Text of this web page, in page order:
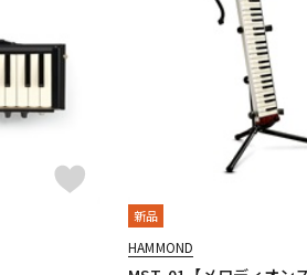
新品
HAMMOND